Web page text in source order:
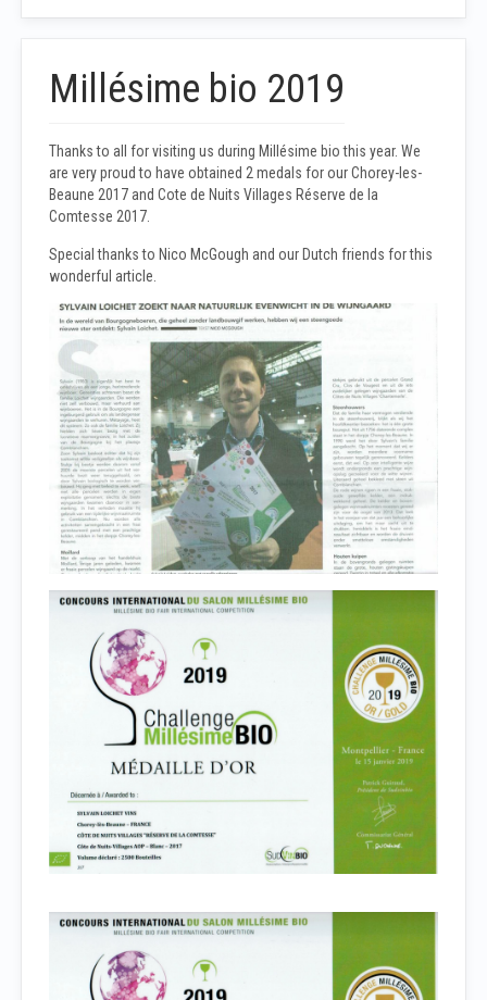
Millésime bio 2019
Thanks to all for visiting us during Millésime bio this year. We
are very proud to have obtained 2 medals for our Chorey-les-
Beaune 2017 and Cote de Nuits Villages Réserve de la
Comtesse 2017.
Special thanks to Nico McGough and our Dutch friends for this
wonderful article.